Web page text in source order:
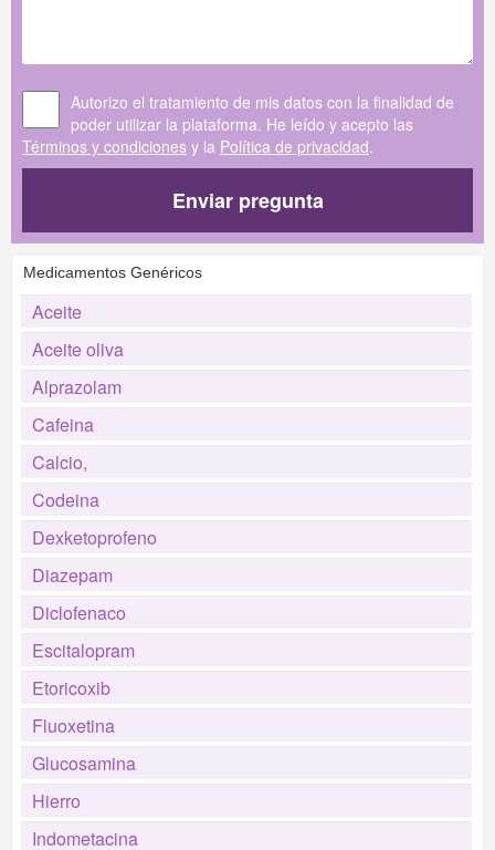
Autorizo el tratamiento de mis datos con la finalidad de
poder utilizar la plataforma. He leído y acepto las
Términos y condiciones y la Política de privacidad.
Enviar pregunta
Medicamentos Genéricos
Aceite
Aceite oliva
Alprazolam
Cafeina
Calcio,
Codeina
Dexketoprofeno
Diazepam
Diclofenaco
Escitalopram
Etoricoxib
Fluoxetina
Glucosamina
Hierro
Indometacina